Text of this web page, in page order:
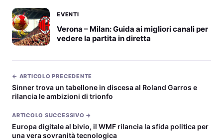
EVENTI
Verona – Milan: Guida ai migliori canali per
vedere la partita in diretta
← ARTICOLO PRECEDENTE
Sinner trova un tabellone in discesa al Roland Garros e
rilancia le ambizioni di trionfo
ARTICOLO SUCCESSIVO →
Europa digitale al bivio, il WMF rilancia la sfida politica per
una vera sovranità tecnologica